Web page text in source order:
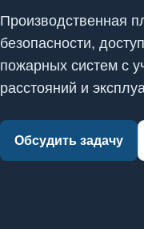
Производственная
безопасности,
пожарных систем с
расстояний и
Обсудить задачу